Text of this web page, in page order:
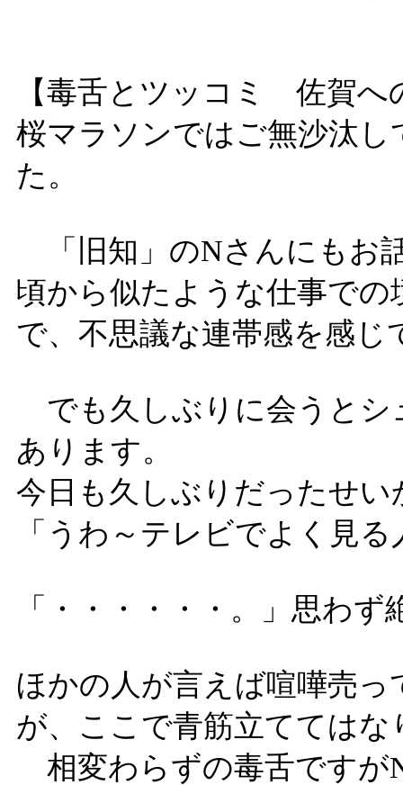
【毒舌とツッコミ 佐賀へ
桜マラソンではご無沙汰
た。
「旧知」のNさんにもお
頃から似たような仕事で
で、不思議な連帯感を感じ
でも久しぶりに会うとシ
あります。
今日も久しぶりだったせ
「うわ～テレビでよく見
「・・・・・・。」思わず
ほかの人が言えば喧嘩売
が、ここで青筋立ててはな
相変わらずの毒舌ですが